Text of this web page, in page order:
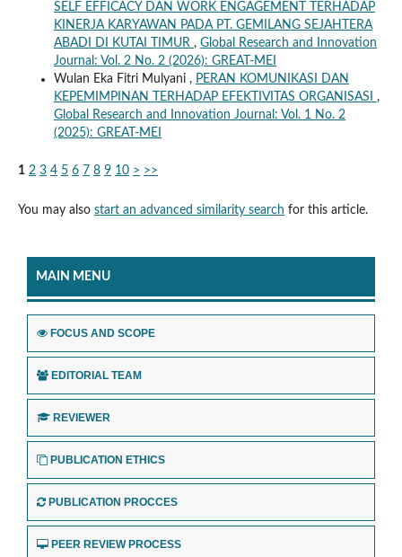
SELF EFFICACY DAN WORK ENGAGEMENT TERHADAP
KINERJA KARYAWAN PADA PT. GEMILANG SEJAHTERA
ABADI DI KUTAI TIMUR , Global Research and Innovation
Journal: Vol. 2 No. 2 (2026): GREAT-MEI
Wulan Eka Fitri Mulyani , PERAN KOMUNIKASI DAN
KEPEMIMPINAN TERHADAP EFEKTIVITAS ORGANISASI ,
Global Research and Innovation Journal: Vol. 1 No. 2
(2025): GREAT-MEI
1 2 3 4 5 6 7 8 9 10 > >>
You may also start an advanced similarity search for this article.
MAIN MENU
FOCUS AND SCOPE
EDITORIAL TEAM
REVIEWER
PUBLICATION ETHICS
PUBLICATION PROCCES
PEER REVIEW PROCESS